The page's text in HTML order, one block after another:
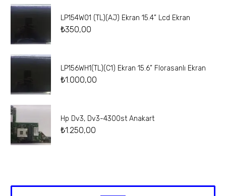
LP154W01 (TL)(AJ) Ekran 15.4” Lcd Ekran
₺350,00
LP156WH1(TL)(C1) Ekran 15.6” Florasanlı Ekran
₺1.000,00
Hp Dv3, Dv3-4300st Anakart
₺1.250,00